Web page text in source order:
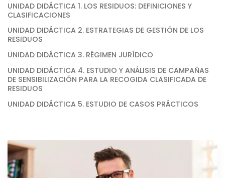
UNIDAD DIDÁCTICA 1. LOS RESIDUOS: DEFINICIONES Y
CLASIFICACIONES
UNIDAD DIDÁCTICA 2. ESTRATEGIAS DE GESTIÓN DE LOS
RESIDUOS
UNIDAD DIDÁCTICA 3. RÉGIMEN JURÍDICO
UNIDAD DIDÁCTICA 4. ESTUDIO Y ANÁLISIS DE CAMPAÑAS
DE SENSIBILIZACIÓN PARA LA RECOGIDA CLASIFICADA DE
RESIDUOS
UNIDAD DIDÁCTICA 5. ESTUDIO DE CASOS PRÁCTICOS